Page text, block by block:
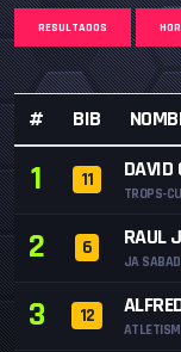
RESULTADOS
# BIB
1 11 DAVID
TROPS-
2 6 RAUL
JA
3 12